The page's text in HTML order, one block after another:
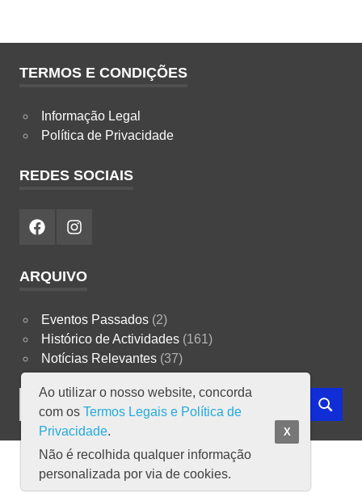
TERMOS E CONDIÇÕES
Informação Legal
Política de Privacidade
REDES SOCIAIS
FacebookInstagram
ARQUIVO
Eventos Passados(2)
Histórico de Actividades(161)
Notícias Relevantes(37)
Search
SEARCH
Copyright ICEA © 2023
Ao utilizar o nosso website, concorda
com os Termos Legais e Política de
Privacidade.
Não é recolhida qualquer informação
personalizada por via de cookies.
X